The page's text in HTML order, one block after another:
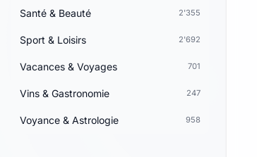
Santé & Beauté 2'355
Sport & Loisirs 2'692
Vacances & Voyages 701
Vins & Gastronomie 247
Voyance & Astrologie 958